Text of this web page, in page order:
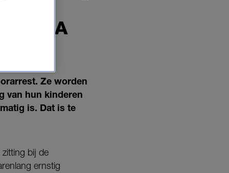
NA
Ze worden
van hun kinderen
is. Dat is te
bij de
ernstig